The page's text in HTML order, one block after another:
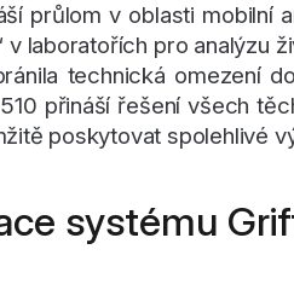
průlom v oblasti mobilní
v laboratořích pro analýzu
technická omezení
přináší řešení všech
poskytovat spolehlivé
systému